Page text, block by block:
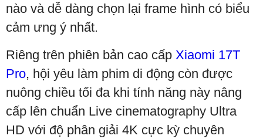
nào và dễ dàng chọn lại frame hình có biểu
cảm ưng ý nhất.
Riêng trên phiên bản cao cấp Xiaomi 17T
Pro, hội yêu làm phim di động còn được
nuông chiều tối đa khi tính năng này nâng
cấp lên chuẩn Live cinematography Ultra
HD với độ phân giải 4K cực kỳ chuyên